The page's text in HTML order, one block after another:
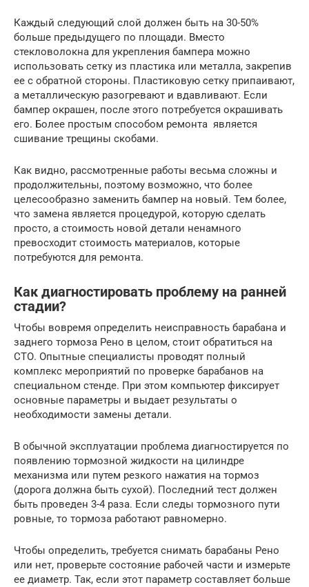
Каждый следующий слой должен быть на 30-50%
больше предыдущего по площади. Вместо
стекловолокна для укрепления бампера можно
использовать сетку из пластика или металла, закрепив
ее с обратной стороны. Пластиковую сетку припаивают,
а металлическую разогревают и вдавливают. Если
бампер окрашен, после этого потребуется окрашивать
его. Более простым способом ремонта является
сшивание трещины скобами.
Как видно, рассмотренные работы весьма сложны и
продолжительны, поэтому возможно, что более
целесообразно заменить бампер на новый. Тем более,
что замена является процедурой, которую сделать
просто, а стоимость новой детали ненамного
превосходит стоимость материалов, которые
потребуются для ремонта.
Как диагностировать проблему на ранней
стадии?
Чтобы вовремя определить неисправность барабана и
заднего тормоза Рено в целом, стоит обратиться на
СТО. Опытные специалисты проводят полный
комплекс мероприятий по проверке барабанов на
специальном стенде. При этом компьютер фиксирует
основные параметры и выдает результаты о
необходимости замены детали.
В обычной эксплуатации проблема диагностируется по
появлению тормозной жидкости на цилиндре
механизма или путем резкого нажатия на тормоз
(дорога должна быть сухой). Последний тест должен
быть проведен 3-4 раза. Если следы тормозного пути
ровные, то тормоза работают равномерно.
Чтобы определить, требуется снимать барабаны Рено
или нет, проверьте состояние рабочей части и измерьте
ее диаметр. Так, если этот параметр составляет больше